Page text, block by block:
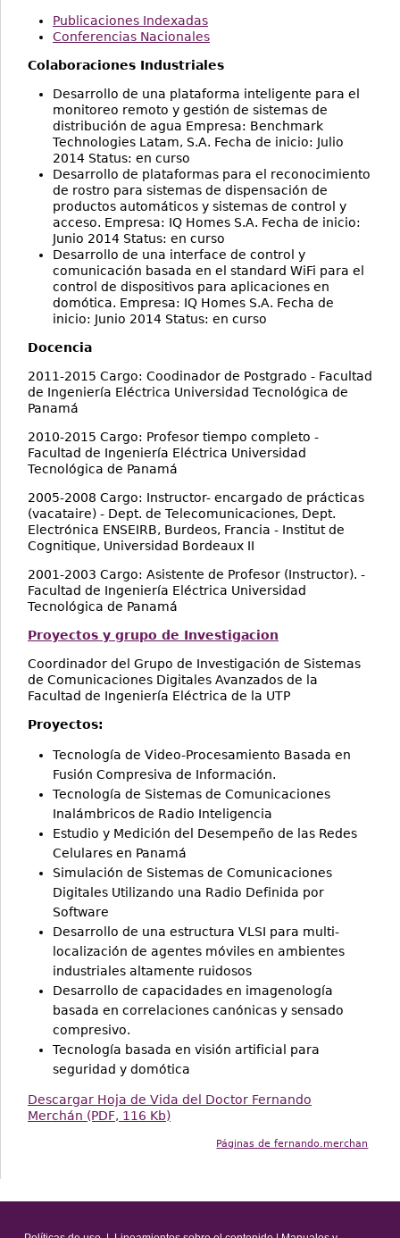
Publicaciones Indexadas
Conferencias Nacionales
Colaboraciones Industriales
Desarrollo de una plataforma inteligente para el
monitoreo remoto y gestión de sistemas de
distribución de agua Empresa: Benchmark
Technologies Latam, S.A. Fecha de inicio: Julio
2014 Status: en curso
Desarrollo de plataformas para el reconocimiento
de rostro para sistemas de dispensación de
productos automáticos y sistemas de control y
acceso. Empresa: IQ Homes S.A. Fecha de inicio:
Junio 2014 Status: en curso
Desarrollo de una interface de control y
comunicación basada en el standard WiFi para el
control de dispositivos para aplicaciones en
domótica. Empresa: IQ Homes S.A. Fecha de
inicio: Junio 2014 Status: en curso
Docencia
2011-2015 Cargo: Coodinador de Postgrado - Facultad
de Ingeniería Eléctrica Universidad Tecnológica de
Panamá
2010-2015 Cargo: Profesor tiempo completo -
Facultad de Ingeniería Eléctrica Universidad
Tecnológica de Panamá
2005-2008 Cargo: Instructor- encargado de prácticas
(vacataire) - Dept. de Telecomunicaciones, Dept.
Electrónica ENSEIRB, Burdeos, Francia - Institut de
Cognitique, Universidad Bordeaux II
2001-2003 Cargo: Asistente de Profesor (Instructor). -
Facultad de Ingeniería Eléctrica Universidad
Tecnológica de Panamá
Proyectos y grupo de Investigacion
Coordinador del Grupo de Investigación de Sistemas
de Comunicaciones Digitales Avanzados de la
Facultad de Ingeniería Eléctrica de la UTP
Proyectos:
Tecnología de Video-Procesamiento Basada en
Fusión Compresiva de Información.
Tecnología de Sistemas de Comunicaciones
Inalámbricos de Radio Inteligencia
Estudio y Medición del Desempeño de las Redes
Celulares en Panamá
Simulación de Sistemas de Comunicaciones
Digitales Utilizando una Radio Definida por
Software
Desarrollo de una estructura VLSI para multi-
localización de agentes móviles en ambientes
industriales altamente ruidosos
Desarrollo de capacidades en imagenología
basada en correlaciones canónicas y sensado
compresivo.
Tecnología basada en visión artificial para
seguridad y domótica
Descargar Hoja de Vida del Doctor Fernando
Merchán (PDF, 116 Kb)
Páginas de fernando.merchan